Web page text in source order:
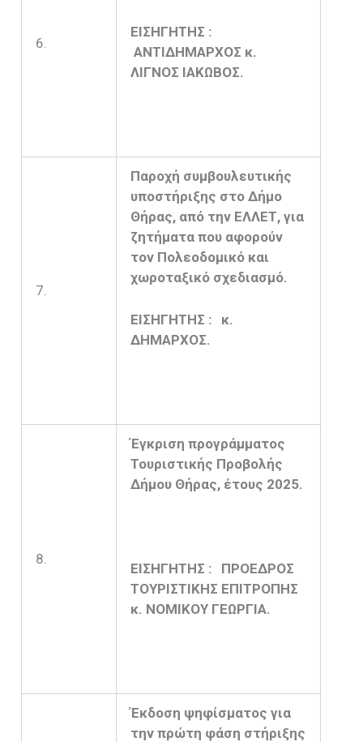
6.
ΕΙΣΗΓΗΤΗΣ :
ΑΝΤΙΔΗΜΑΡΧΟΣ κ.
ΛΙΓΝΟΣ ΙΑΚΩΒΟΣ.
7.
Παροχή συμβουλευτικής
υποστήριξης στο Δήμο
Θήρας, από την ΕΛΛΕΤ, για
ζητήματα που αφορούν
τον Πολεοδομικό και
χωροταξικό σχεδιασμό.
ΕΙΣΗΓΗΤΗΣ : κ.
ΔΗΜΑΡΧΟΣ.
8.
Έγκριση προγράμματος
Τουριστικής Προβολής
Δήμου Θήρας, έτους 2025.
ΕΙΣΗΓΗΤΗΣ : ΠΡΟΕΔΡΟΣ
ΤΟΥΡΙΣΤΙΚΗΣ ΕΠΙΤΡΟΠΗΣ
κ. ΝΟΜΙΚΟΥ ΓΕΩΡΓΙΑ.
Έκδοση ψηφίσματος για
την πρώτη φάση στήριξης